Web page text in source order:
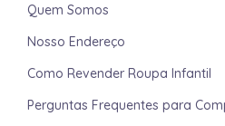
Quem Somos
Nosso Endereço
Como Revender Roupa Infantil
Perguntas Frequentes para